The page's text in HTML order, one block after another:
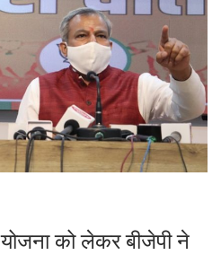
को लेकर बीजेपी ने